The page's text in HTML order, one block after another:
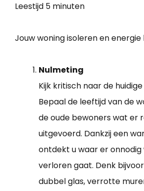
Leestijd 5 minuten
Jouw woning isoleren en
Nulmeting
Kijk kritisch naar de
Bepaal de leeftijd van de
de oude bewoners wat er
uitgevoerd. Dankzij een
ontdekt u waar er
verloren gaat. Denk
dubbel glas, verrotte